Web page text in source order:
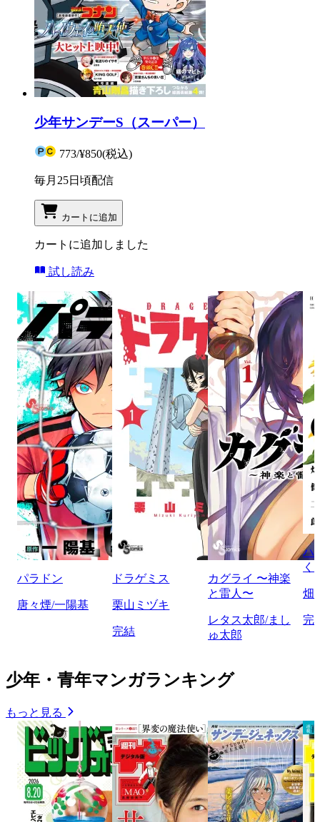
少年サンデーS（スーパー）
773/¥850(税込)
毎月25日頃配信
カートに追加
カートに追加しました
試し読み
パラドン
唐々煙/一陽基
ドラゲミス
栗山ミヅキ
完結
カグライ 〜神楽
と雷人〜
レタス太郎/まし
ゅ太郎
ハ
く
畑
完
少年・青年マンガランキング
もっと見る